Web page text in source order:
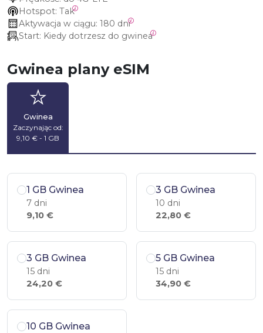
Hotspot: Tak
Aktywacja w ciągu: 180 dni
Start: Kiedy dotrzesz do gwinea
Gwinea plany eSIM
Gwinea
Zaczynając od:
9,10 € - 1 GB
1 GB Gwinea
7 dni
9,10 €
3 GB Gwinea
10 dni
22,80 €
3 GB Gwinea
15 dni
24,20 €
5 GB Gwinea
15 dni
34,90 €
10 GB Gwinea